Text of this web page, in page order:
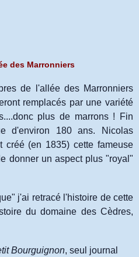
des Marronniers
de l'allée des Marronniers
remplacés par une variété
plus de marrons ! Fin
d'environ 180 ans. Nicolas
créé (en 1835) cette fameuse
donner un aspect plus "royal"
j'ai retracé l'histoire de cette
du domaine des Cèdres,
Bourguignon, seul journal